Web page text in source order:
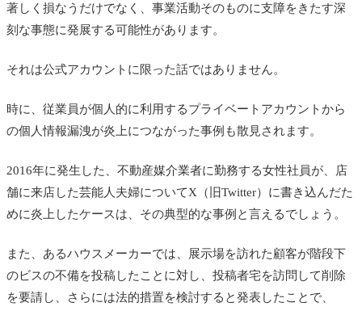
著しく損なうだけでなく、事業活動そのものに支障をきたす深
刻な事態に発展する可能性があります。
それは公式アカウントに限った話ではありません。
時に、従業員が個人的に利用するプライベートアカウントから
の個人情報漏洩が炎上につながった事例も散見されます。
2016年に発生した、不動産媒介業者に勤務する女性社員が、店
舗に来店した芸能人夫婦についてX（旧Twitter）に書き込んだた
めに炎上したケースは、その典型的な事例と言えるでしょう。
また、あるハウスメーカーでは、展示場を訪れた顧客が階段下
のビスの不備を投稿したことに対し、投稿者宅を訪問して削除
を要請し、さらには法的措置を検討すると発表したことで、